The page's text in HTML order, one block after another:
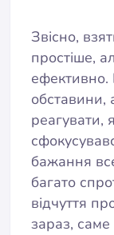
Звісно,
простіше,
ефективно.
обставини,
реагувати,
бажання
багато
відчуття
зараз,